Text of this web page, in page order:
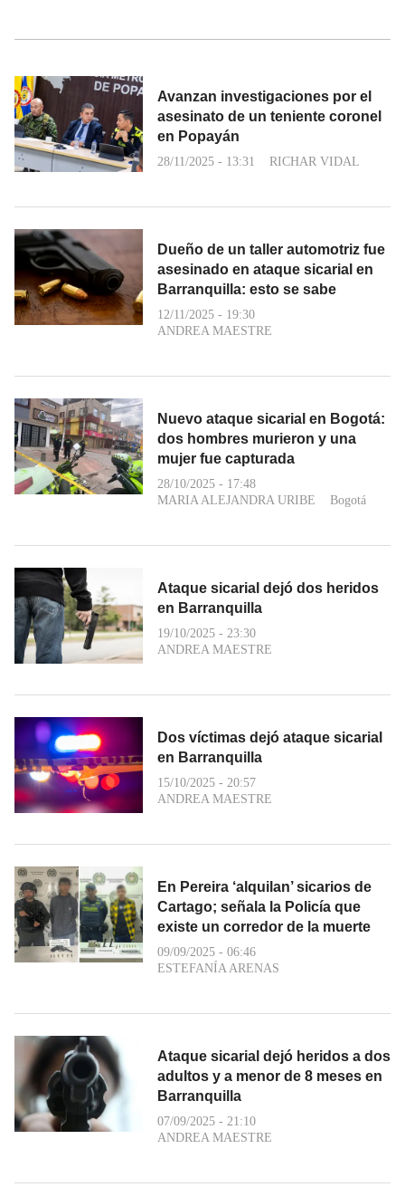
Avanzan investigaciones por el
asesinato de un teniente coronel
en Popayán
28/11/2025 - 13:31 RICHAR VIDAL
Dueño de un taller automotriz fue
asesinado en ataque sicarial en
Barranquilla: esto se sabe
12/11/2025 - 19:30
ANDREA MAESTRE
Nuevo ataque sicarial en Bogotá:
dos hombres murieron y una
mujer fue capturada
28/10/2025 - 17:48
MARIA ALEJANDRA URIBE
Bogotá
Ataque sicarial dejó dos heridos
en Barranquilla
19/10/2025 - 23:30
ANDREA MAESTRE
Dos víctimas dejó ataque sicarial
en Barranquilla
15/10/2025 - 20:57
ANDREA MAESTRE
En Pereira ‘alquilan’ sicarios de
Cartago; señala la Policía que
existe un corredor de la muerte
09/09/2025 - 06:46
ESTEFANÍA ARENAS
Ataque sicarial dejó heridos a dos
adultos y a menor de 8 meses en
Barranquilla
07/09/2025 - 21:10
ANDREA MAESTRE